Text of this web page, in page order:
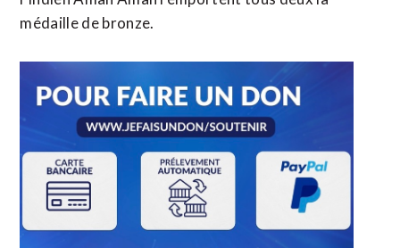
médaille de bronze.